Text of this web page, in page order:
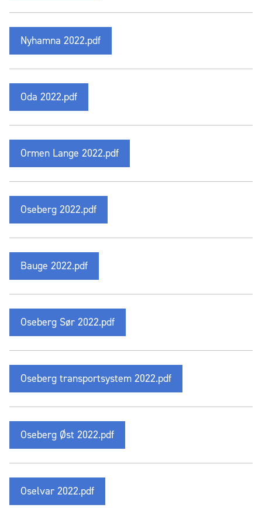
Nyhamna 2022.pdf
Oda 2022.pdf
Ormen Lange 2022.pdf
Oseberg 2022.pdf
Bauge 2022.pdf
Oseberg Sør 2022.pdf
Oseberg transportsystem 2022.pdf
Oseberg Øst 2022.pdf
Oselvar 2022.pdf